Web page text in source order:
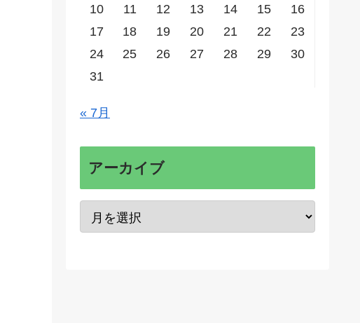
10
11 12 13 14 15
16
17
18 19 20 21 22
23
24
25 26 27 28 29
30
31
« 7月
アーカイブ